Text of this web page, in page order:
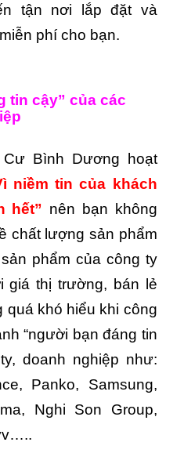
tận nơi lắp đặt và
phí cho bạn.
tin cậy” của các
Bình Dương hoạt
niềm tin của khách
hết” nên bạn không
chất lượng sản phẩm
phẩm của công ty
giá thị trường, bán lẻ
quá khó hiểu khi công
“người bạn đáng tin
doanh nghiệp như:
Panko, Samsung,
Nghi Son Group,